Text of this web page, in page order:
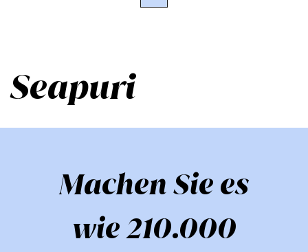
Seapuri
Machen Sie es
wie 210.000